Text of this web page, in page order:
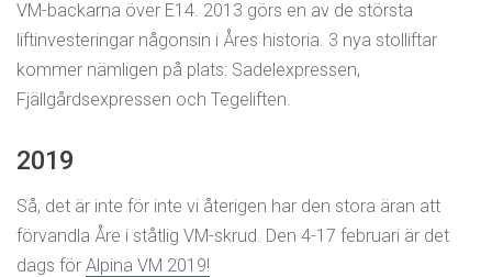
VM-backarna över E14. 2013 görs en av de största
liftinvesteringar någonsin i Åres historia. 3 nya stolliftar
kommer nämligen på plats: Sadelexpressen,
Fjällgårdsexpressen och Tegeliften.
2019
Så, det är inte för inte vi återigen har den stora äran att
förvandla Åre i ståtlig VM-skrud. Den 4-17 februari är det
dags för Alpina VM 2019!